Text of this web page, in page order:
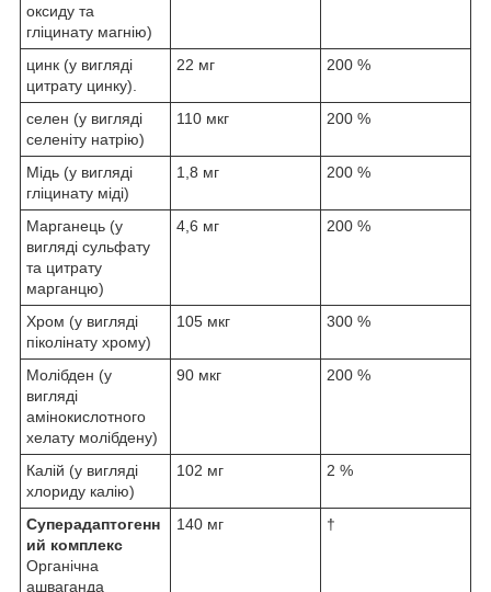
оксиду та
гліцинату магнію)
цинк (у вигляді
цитрату цинку).
22 мг 200 %
селен (у вигляді
селеніту натрію)
110 мкг 200 %
Мідь (у вигляді
гліцинату міді)
1,8 мг 200 %
Марганець (у
вигляді сульфату
та цитрату
марганцю)
4,6 мг 200 %
Хром (у вигляді
піколінату хрому)
105 мкг 300 %
Молібден (у
вигляді
амінокислотного
хелату молібдену)
90 мкг 200 %
Калій (у вигляді
хлориду калію)
102 мг 2 %
Суперадаптогенн
ий комплекс
Органічна
ашваганда
140 мг †